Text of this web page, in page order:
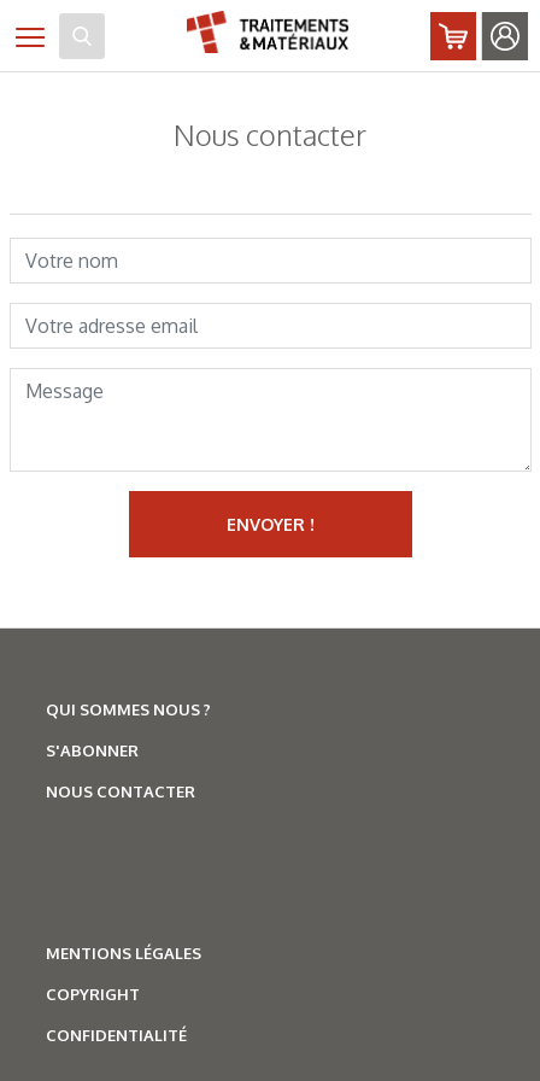
Toggle navigation
Nous contacter
Votre nom
Votre adresse email
Message
ENVOYER !
QUI SOMMES NOUS ?
S'ABONNER
NOUS CONTACTER
MENTIONS LÉGALES
COPYRIGHT
CONFIDENTIALITÉ
Panneau de gestion des cookies